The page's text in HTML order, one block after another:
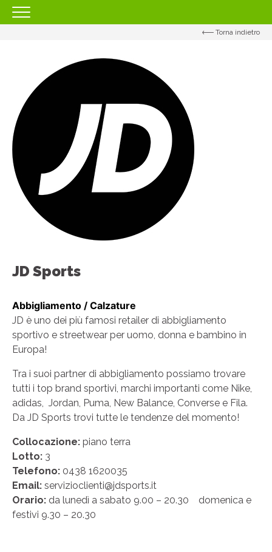
IL CENTRO
ORARI
COME RAGGIUNGERCI
PROMOZIONI
NEGOZI
EVENTI
IL TUO BUSINESS AL CENTRO
Torna indietro
JD Sports
Abbigliamento / Calzature
JD è uno dei più famosi retailer di abbigliamento
sportivo e streetwear per uomo, donna e bambino in
Europa!
Tra i suoi partner di abbigliamento possiamo trovare
tutti i top brand sportivi, marchi importanti come Nike,
adidas, Jordan, Puma, New Balance, Converse e Fila.
Da JD Sports trovi tutte le tendenze del momento!
Collocazione: piano terra
Lotto: 3
Telefono: 0438 1620035
Email: servizioclienti@jdsports.it
Orario: da lunedì a sabato 9.00 – 20.30 domenica e
festivi 9.30 – 20.30